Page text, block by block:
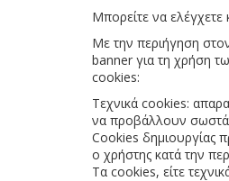
Mπορείτε να
Με την περιήγηση
banner για τη χρήση
cookies:
Τεχνικά cookies:
να προβάλλουν σωστά
Cookies δημιουργίας
ο χρήστης κατά την
Τα cookies, είτε